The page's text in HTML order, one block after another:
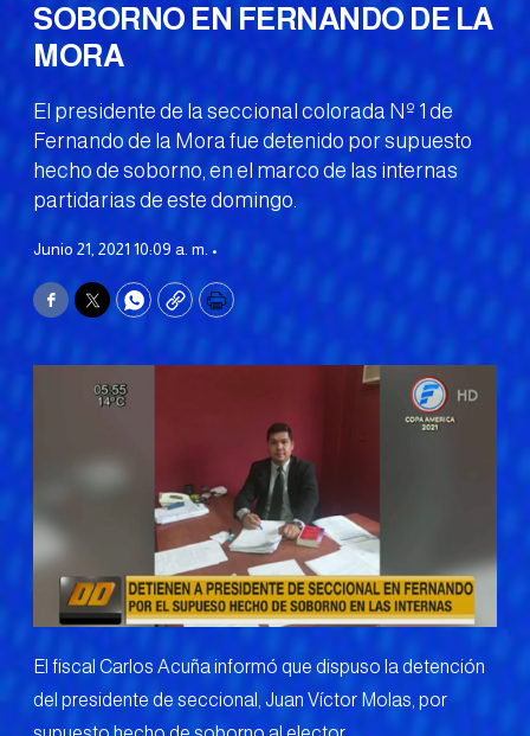
SOBORNO EN FERNANDO DE LA
MORA
El presidente de la seccional colorada Nº 1 de
Fernando de la Mora fue detenido por supuesto
hecho de soborno, en el marco de las internas
partidarias de este domingo.
Junio 21, 2021 10:09 a. m. •
Facebook
TwitterWhatsApp
CopyPrint
El fiscal Carlos Acuña informó que dispuso la detención
del presidente de seccional, Juan Víctor Molas, por